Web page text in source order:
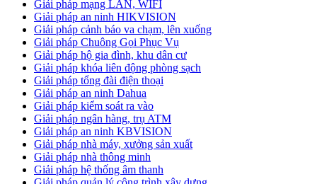
Giải pháp mạng LAN, WIFI
Giải pháp an ninh HIKVISION
Giải pháp cảnh báo va chạm, lên xuống
Giải pháp Chuông Gọi Phục Vụ
Giải pháp hộ gia đình, khu dân cư
Giải pháp khóa liên động phòng sạch
Giải pháp tổng đài điện thoại
Giải pháp an ninh Dahua
Giải pháp kiểm soát ra vào
Giải pháp ngân hàng, trụ ATM
Giải pháp an ninh KBVISION
Giải pháp nhà máy, xưởng sản xuất
Giải pháp nhà thông minh
Giải pháp hệ thống âm thanh